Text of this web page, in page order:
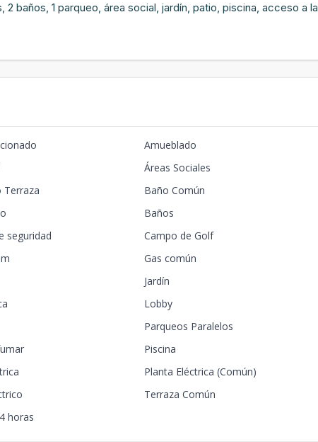
2 baños, 1 parqueo, área social, jardín, patio, piscina, acceso a la
Amueblado
Áreas Sociales
Terraza
Baño Común
Baños
seguridad
Campo de Golf
Gas común
Jardín
Lobby
Parqueos Paralelos
Piscina
Planta Eléctrica (Común)
Terraza Común
horas